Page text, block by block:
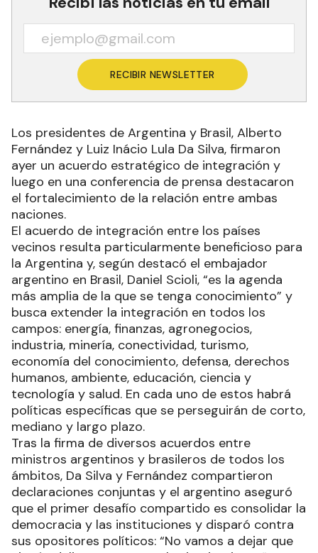
RECIBIR NEWSLETTER
Los presidentes de Argentina y Brasil, Alberto
Fernández y Luiz Inácio Lula Da Silva, firmaron
ayer un acuerdo estratégico de integración y
luego en una conferencia de prensa destacaron
el fortalecimiento de la relación entre ambas
naciones.
El acuerdo de integración entre los países
vecinos resulta particularmente beneficioso para
la Argentina y, según destacó el embajador
argentino en Brasil, Daniel Scioli, “es la agenda
más amplia de la que se tenga conocimiento” y
busca extender la integración en todos los
campos: energía, finanzas, agronegocios,
industria, minería, conectividad, turismo,
economía del conocimiento, defensa, derechos
humanos, ambiente, educación, ciencia y
tecnología y salud. En cada uno de estos habrá
políticas específicas que se perseguirán de corto,
mediano y largo plazo.
Tras la firma de diversos acuerdos entre
ministros argentinos y brasileros de todos los
ámbitos, Da Silva y Fernández compartieron
declaraciones conjuntas y el argentino aseguró
que el primer desafío compartido es consolidar la
democracia y las instituciones y disparó contra
sus opositores políticos: “No vamos a dejar que